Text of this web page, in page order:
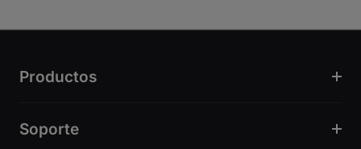
Productos
Soporte